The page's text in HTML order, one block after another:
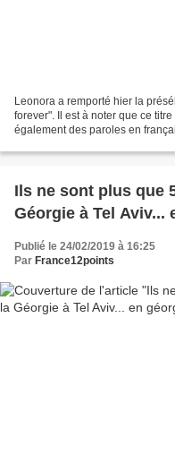
Leonora a remporté hier la
forever". Il est à noter que ce
également des paroles en
Ils ne sont plus que
Géorgie à Tel Aviv...
Publié le 24/02/2019 à 16:25
Par France12points